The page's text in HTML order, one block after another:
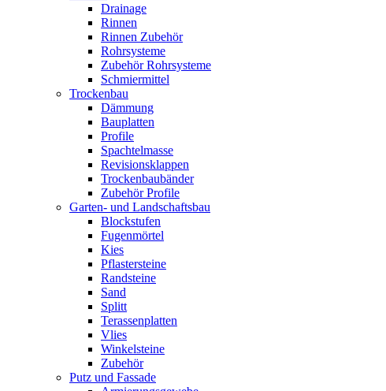
Drainage
Rinnen
Rinnen Zubehör
Rohrsysteme
Zubehör Rohrsysteme
Schmiermittel
Trockenbau
Dämmung
Bauplatten
Profile
Spachtelmasse
Revisionsklappen
Trockenbaubänder
Zubehör Profile
Garten- und Landschaftsbau
Blockstufen
Fugenmörtel
Kies
Pflastersteine
Randsteine
Sand
Splitt
Terassenplatten
Vlies
Winkelsteine
Zubehör
Putz und Fassade